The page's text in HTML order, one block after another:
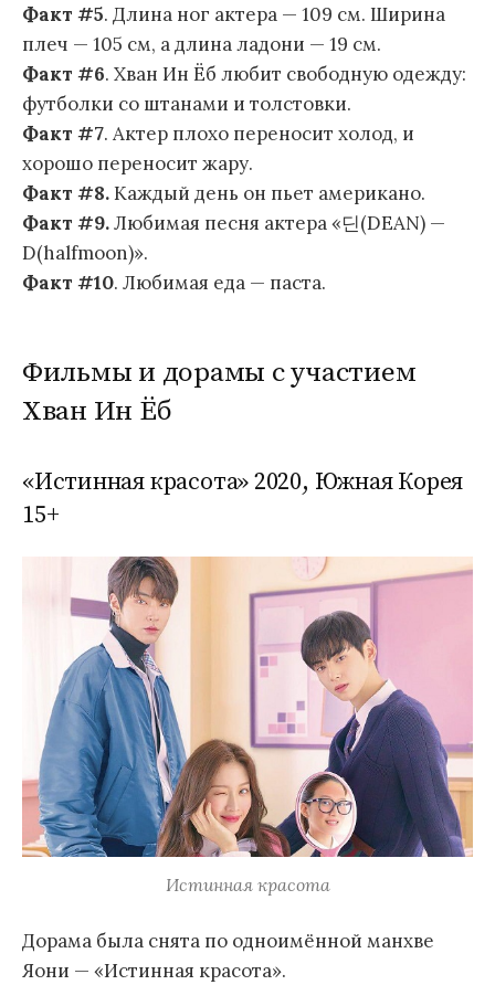
Факт #5. Длина ног актера — 109 см. Ширина
плеч — 105 см, а длина ладони — 19 см.
Факт #6. Хван Ин Ёб любит свободную одежду:
футболки со штанами и толстовки.
Факт #7. Актер плохо переносит холод, и
хорошо переносит жару.
Факт #8.Каждый день он пьет американо.
Факт #9.Любимая песня актера «딘(DEAN) —
D(halfmoon)».
Факт #10. Любимая еда — паста.
Фильмы и дорамы с участием
Хван Ин Ёб
«Истинная красота» 2020, Южная Корея
15+
Истинная красота
Дорама была снята по одноимённой манхве
Яони — «Истинная красота».